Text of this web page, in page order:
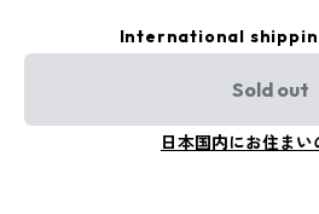
International
Sold out
日本国内にお住まい